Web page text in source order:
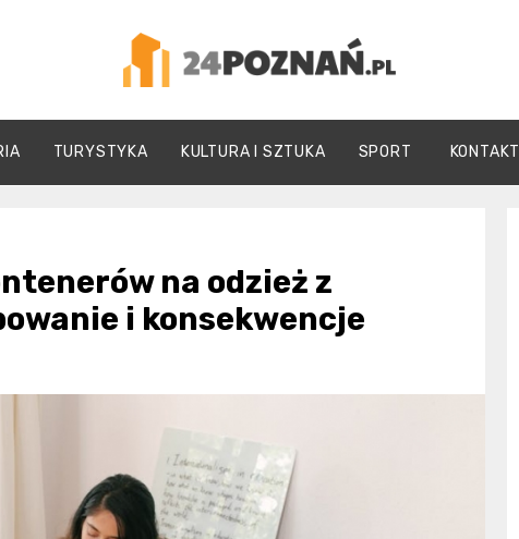
24Poznań.pl
TURYSTYKA KULTURA I SZTUKA SPORT KONTAKT
na odzież z
i konsekwencje